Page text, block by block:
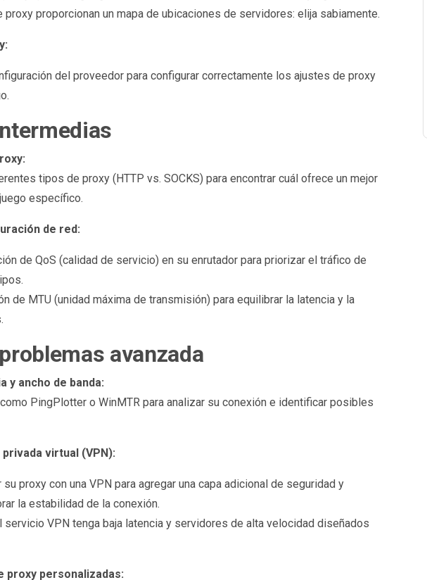
proporcionan un mapa de ubicaciones de servidores: elija sabiamente.
del proveedor para configurar correctamente los ajustes de proxy
tipos de proxy (HTTP vs. SOCKS) para encontrar cuál ofrece un mejor
específico.
de red:
de QoS (calidad de servicio) en su enrutador para priorizar el tráfico de
de MTU (unidad máxima de transmisión) para equilibrar la latencia y la
avanzada
y ancho de banda:
PingPlotter o WinMTR para analizar su conexión e identificar posibles
virtual (VPN):
proxy con una VPN para agregar una capa adicional de seguridad y
la estabilidad de la conexión.
servicio VPN tenga baja latencia y servidores de alta velocidad diseñados
proxy personalizadas: